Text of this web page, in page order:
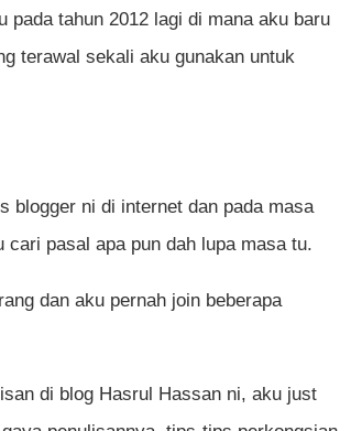
tahun 2012 lagi di mana aku baru
terawal sekali aku gunakan untuk
blogger ni di internet dan pada masa
pasal apa pun dah lupa masa tu.
dan aku pernah join beberapa
di blog Hasrul Hassan ni, aku just